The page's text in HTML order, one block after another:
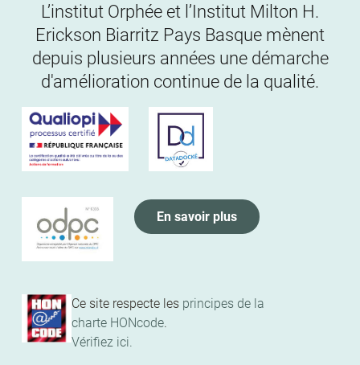
L’institut Orphée et l’Institut Milton H.
Erickson Biarritz Pays Basque mènent
depuis plusieurs années une démarche
d'amélioration continue de la qualité.
Ce site respecte les principes de la
charte HONcode.
Vérifiez ici.
En savoir plus